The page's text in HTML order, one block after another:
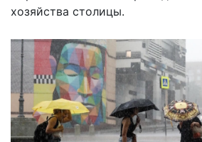
хозяйства столицы.